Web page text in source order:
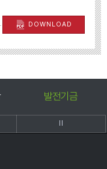
DOWNLOAD
발전기금